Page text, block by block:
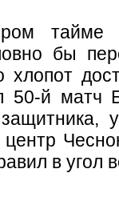
тайме
бы
хлопот
50-й матч
в угол